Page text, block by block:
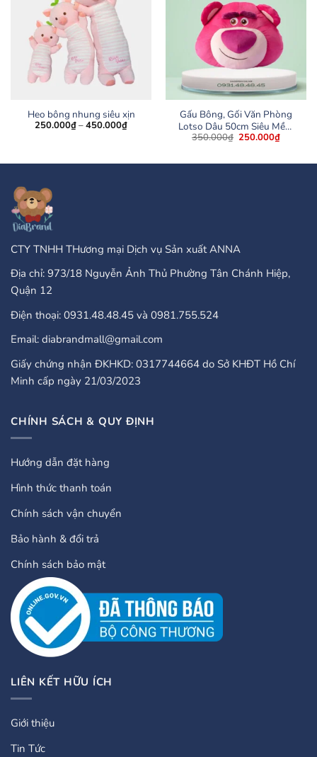
Heo bông nhung siêu xịn
250.000₫–450.000₫Khoảng
đến
Gấu Bông, Gối Văn Phòng
Lotso Dâu 50cm Siêu Mềm
Mịn
350.000₫ Giá
350.000₫.
250.000₫Giá
hiện
là:
CTY TNHH THương mại Dịch vụ Sản xuất ANNA
Địa chỉ: 973/18 Nguyễn Ảnh Thủ Phường Tân Chánh Hiệp,
Quận 12
Điện thoại: 0931.48.48.45 và 0981.755.524
Email: diabrandmall@gmail.com
Giấy chứng nhận ĐKHKD: 0317744664 do Sở KHĐT Hồ Chí
Minh cấp ngày 21/03/2023
CHÍNH SÁCH & QUY ĐỊNH
Hướng dẫn đặt hàng
Hình thức thanh toán
Chính sách vận chuyển
Bảo hành & đổi trả
Chính sách bảo mật
LIÊN KẾT HỮU ÍCH
Giới thiệu
Tin Tức